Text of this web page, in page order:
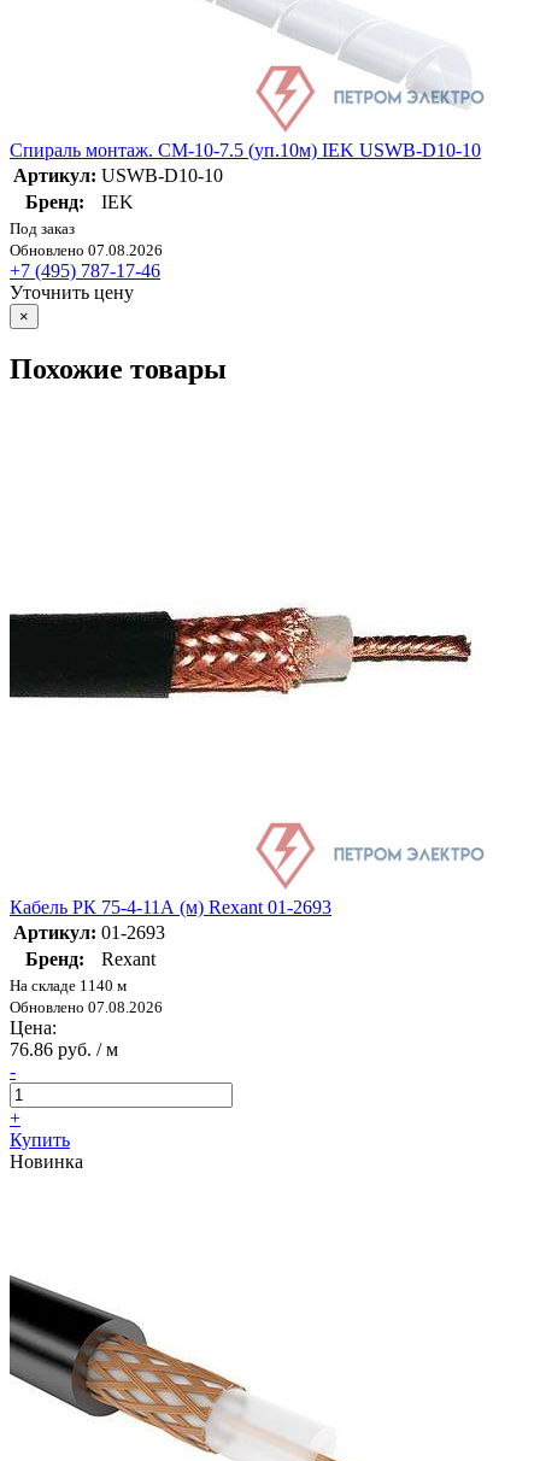
Спираль монтаж. СМ-10-7.5 (уп.10м) IEK USWB-D10-10
Артикул: USWB-D10-10
Бренд:
IEK
Под заказ
Обновлено 07.08.2026
+7 (495) 787-17-46
Уточнить цену
×
Похожие товары
Кабель РК 75-4-11А (м) Rexant 01-2693
Артикул: 01-2693
Бренд:
Rexant
На складе 1140 м
Обновлено 07.08.2026
Цена:
76.86 руб. / м
-
+
Купить
Новинка